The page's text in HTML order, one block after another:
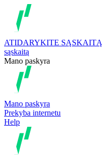
ATIDARYKITE SĄSKAITĄ
sąskaitą
Mano paskyra
Mano paskyra
Prekyba internetu
Help